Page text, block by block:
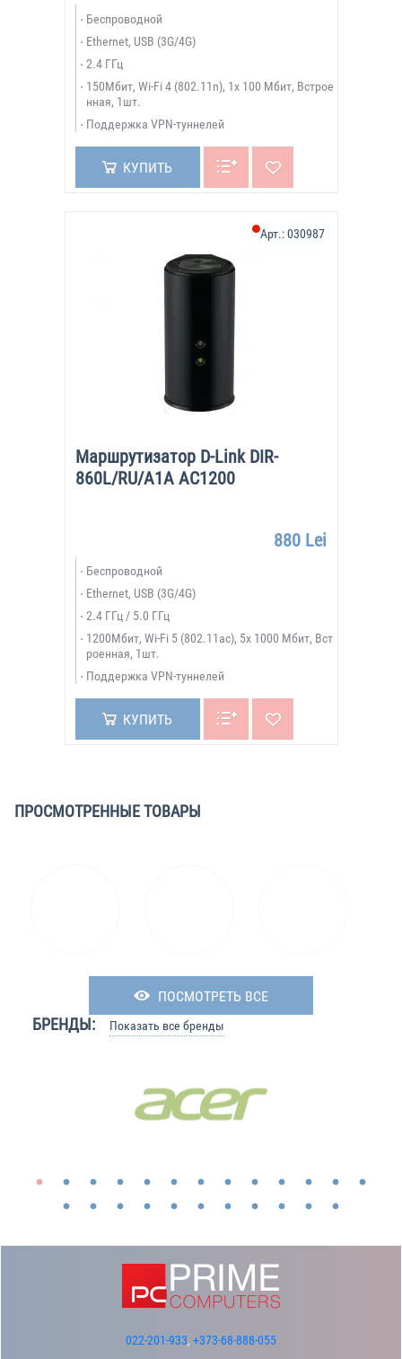
Беспроводной
Ethernet, USB (3G/4G)
2.4 ГГц
150Мбит, Wi-Fi 4 (802.11n), 1х 100 Мбит, Встрое
нная, 1шт.
Поддержка VPN-туннелей
КУПИТЬ
Маршрутизатор D-Link DIR-
860L/RU/A1A AC1200
Арт.:030987
880 Lei
Беспроводной
Ethernet, USB (3G/4G)
2.4 ГГц / 5.0 ГГц
1200Мбит, Wi-Fi 5 (802.11ac), 5х 1000 Мбит, Вст
роенная, 1шт.
Поддержка VPN-туннелей
КУПИТЬ
ПРОСМОТРЕННЫЕ ТОВАРЫ
ПОСМОТРЕТЬ ВСЕ
БРЕНДЫ: Показать все бренды
022-201-933, +373-68-888-055